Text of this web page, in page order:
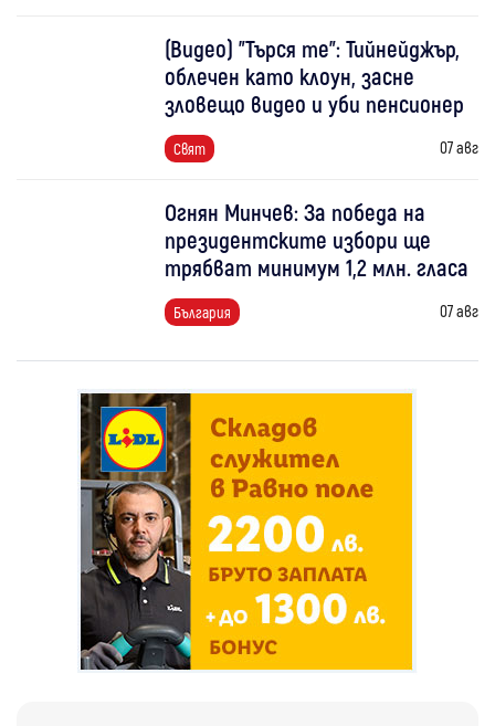
(Видео) "Търся те": Тийнейджър,
облечен като клоун, засне
зловещо видео и уби пенсионер
Свят 07 авг
Огнян Минчев: За победа на
президентските избори ще
трябват минимум 1,2 млн. гласа
България 07 авг